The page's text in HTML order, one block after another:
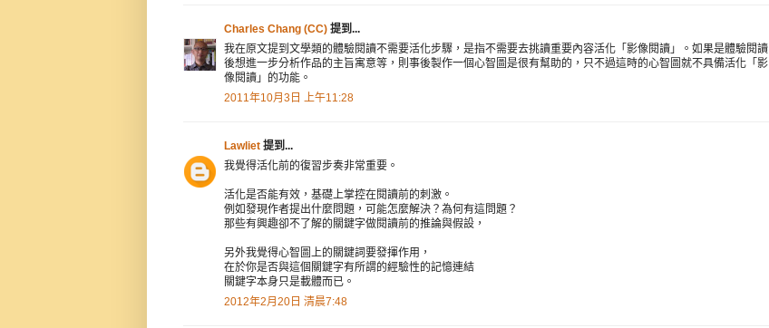
Charles Chang (CC) 提到...
我在原文提到文學類的體驗閱讀不需要活化步驟，是指不需要去挑讀重要內容活化「影像閱讀」。如果是體驗閱讀
後想進一步分析作品的主旨寓意等，則事後製作一個心智圖是很有幫助的，只不過這時的心智圖就不具備活化「影
像閱讀」的功能。
2011年10月3日 上午11:28
Lawliet 提到...
我覺得活化前的復習步奏非常重要。
活化是否能有效，基礎上掌控在閱讀前的刺激。
例如發現作者提出什麼問題，可能怎麼解決？為何有這問題？
那些有興趣卻不了解的關鍵字做閱讀前的推論與假設，
另外我覺得心智圖上的關鍵詞要發揮作用，
在於你是否與這個關鍵字有所謂的經驗性的記憶連結
關鍵字本身只是載體而已。
2012年2月20日 清晨7:48